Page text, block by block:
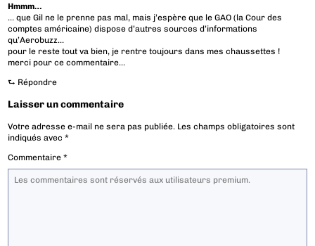
Hmmm…
… que Gil ne le prenne pas mal, mais j’espère que le GAO (la Cour des
comptes américaine) dispose d’autres sources d’informations
qu’Aerobuzz…
pour le reste tout va bien, je rentre toujours dans mes chaussettes !
merci pour ce commentaire…
⮑ Répondre
Laisser un commentaire
Votre adresse e-mail ne sera pas publiée. Les champs obligatoires sont
indiqués avec*
Commentaire*